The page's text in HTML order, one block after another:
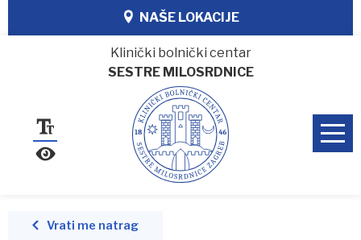
NAŠE LOKACIJE
Klinički bolnički centar
SESTRE MILOSRDNICE
Vrati me natrag